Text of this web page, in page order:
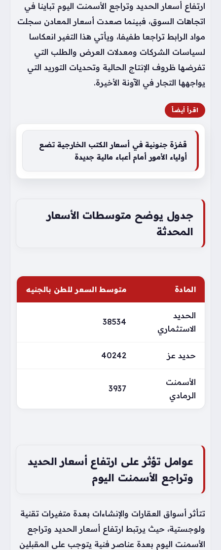
ارتفاع أسعار الحديد وتراجع الأسمنت اليوم تباينا في
اتجاهات السوق، فبينما صعدت أسعار المعادن سجلت
مواد الرابط تراجعا طفيفا، ويأتي هذا التغير انعكاسا
لسياسات الشركات ومعدلات العرض والطلب التي
تفرضها ظروف الإنتاج الحالية وتحديات التوريد التي
يواجهها التجار في الآونة الأخيرة.
اقرأ أيضاً
قفزة جنونية في أسعار الكتب الخارجية تضع
أولياء الأمور أمام أعباء مالية جديدة
جدول يوضح متوسطات الأسعار
المحدثة
المادة متوسط السعر للطن بالجنيه
الحديد
الاستثماري
38534
حديد عز 40242
الأسمنت
الرمادي
3937
عوامل تؤثر على ارتفاع أسعار الحديد
وتراجع الأسمنت اليوم
تتأثر أسواق العقارات والإنشاءات بعدة متغيرات تقنية
ولوجستية، حيث يرتبط ارتفاع أسعار الحديد وتراجع
الأسمنت اليوم بعدة عناصر فنية يتوجب على المقبلين